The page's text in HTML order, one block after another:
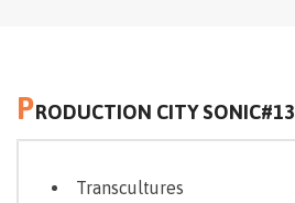
PRODUCTION CITY SONIC#13
Transcultures